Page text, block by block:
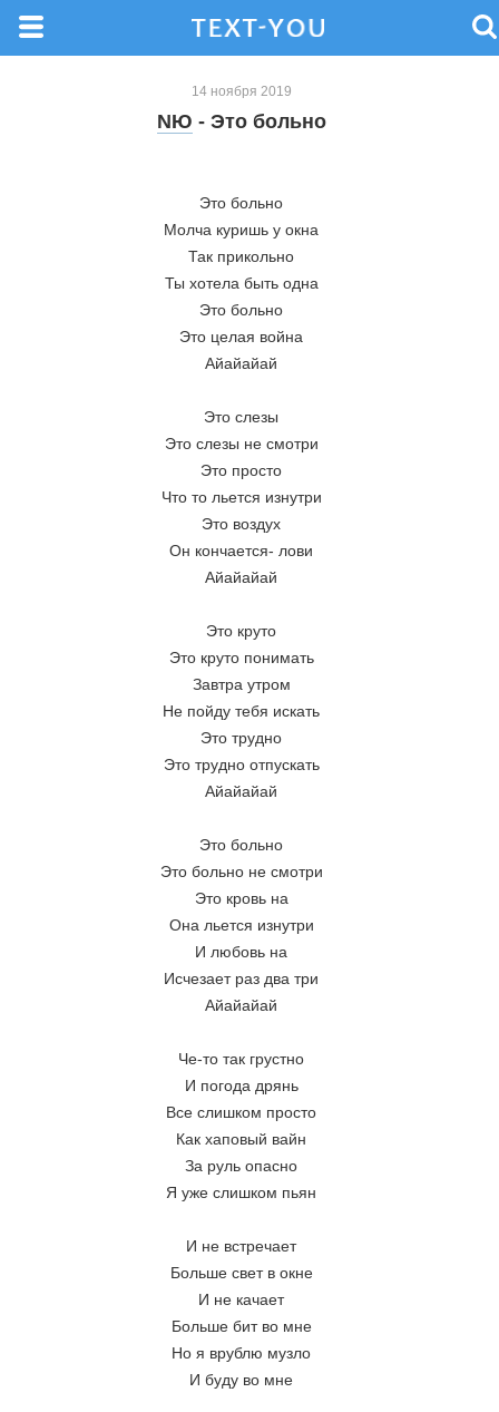
14 ноября 2019
NЮ - Это больно
Это больно
Молча куришь у окна
Так прикольно
Ты хотела быть одна
Это больно
Это целая война
Айайайай
Это слезы
Это слезы не смотри
Это просто
Что то льется изнутри
Это воздух
Он кончается- лови
Айайайай
Это круто
Это круто понимать
Завтра утром
Не пойду тебя искать
Это трудно
Это трудно отпускать
Айайайай
Это больно
Это больно не смотри
Это кровь на
Она льется изнутри
И любовь на
Исчезает раз два три
Айайайай
Че-то так грустно
И погода дрянь
Все слишком просто
Как хаповый вайн
За руль опасно
Я уже слишком пьян
И не встречает
Больше свет в окне
И не качает
Больше бит во мне
Но я врублю музло
И буду во мне